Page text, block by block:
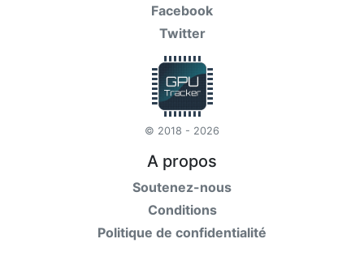
Facebook
Twitter
© 2018 - 2026
A propos
Soutenez-nous
Conditions
Politique de confidentialité